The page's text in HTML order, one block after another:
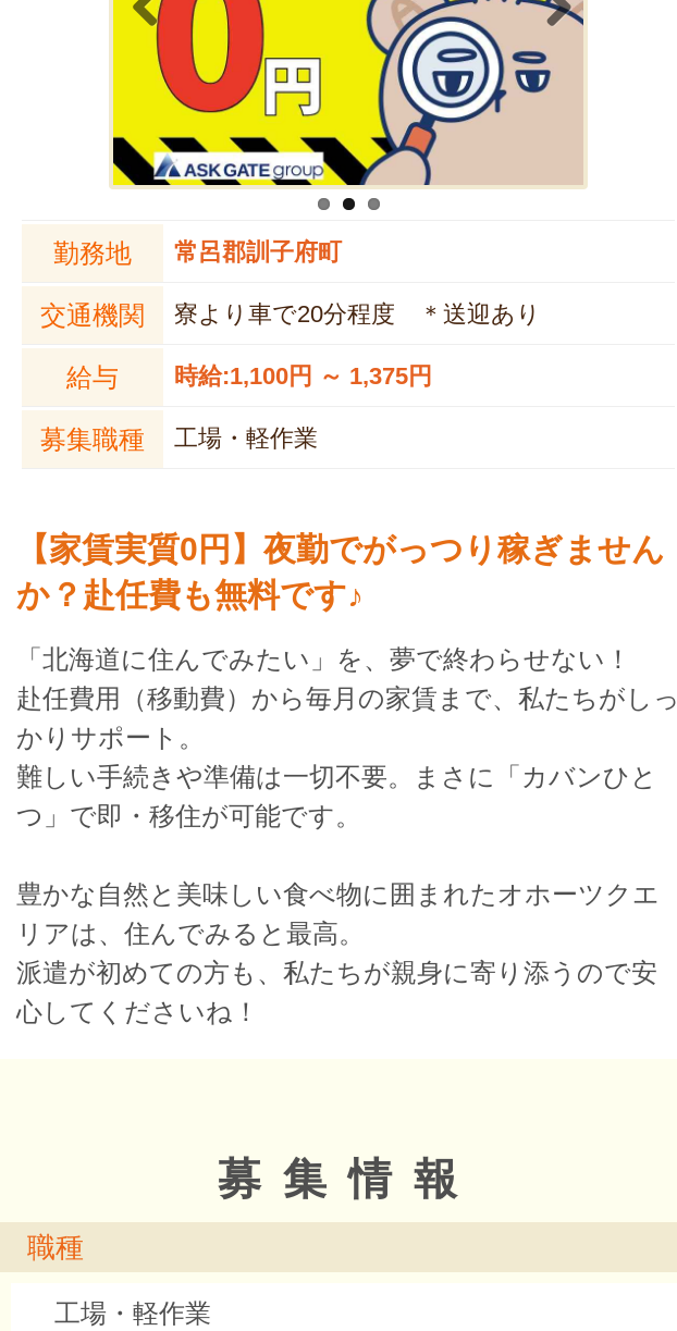
Previous Next
勤務地 常呂郡訓子府町
交通機関 寮より車で20分程度 ＊送迎あり
給与 時給:1,100円 ～ 1,375円
募集職種 工場・軽作業
【家賃実質0円】夜勤でがっつり稼ぎません
か？赴任費も無料です♪
「北海道に住んでみたい」を、夢で終わらせない！
赴任費用（移動費）から毎月の家賃まで、私たちがしっ
かりサポート。
難しい手続きや準備は一切不要。まさに「カバンひと
つ」で即・移住が可能です。
豊かな自然と美味しい食べ物に囲まれたオホーツクエ
リアは、住んでみると最高。
派遣が初めての方も、私たちが親身に寄り添うので安
心してくださいね！
募集情報
職種
工場・軽作業